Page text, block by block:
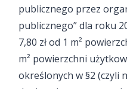
publicznego przez
publicznego” dla roku
7,80 zł od 1 m²
m² powierzchni
określonych w §2 (czyli